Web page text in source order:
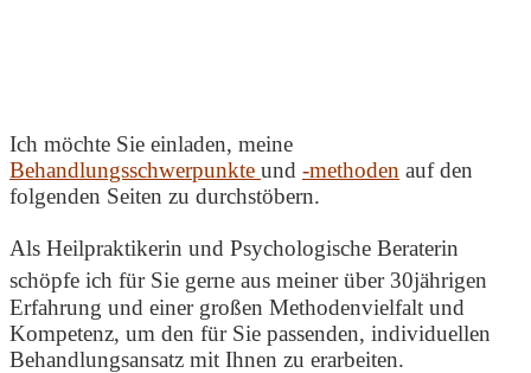
Ich möchte Sie einladen, meine
Behandlungsschwerpunkte und -methoden auf den
folgenden Seiten zu durchstöbern.
Als Heilpraktikerin und Psychologische Beraterin
schöpfe ich für Sie gerne aus meiner über 30jährigen
Erfahrung und einer großen Methodenvielfalt und
Kompetenz, um den für Sie passenden, individuellen
Behandlungsansatz mit Ihnen zu erarbeiten.